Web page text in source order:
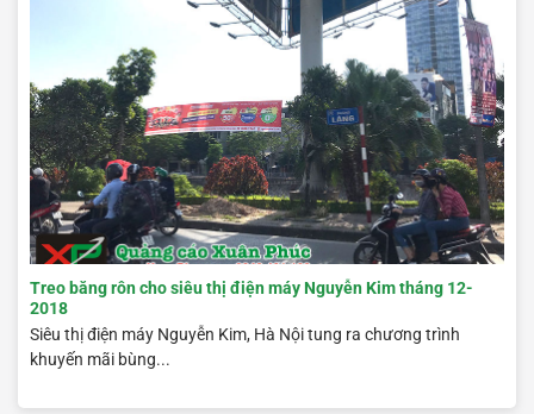
Treo băng rôn cho siêu thị điện máy Nguyễn Kim tháng 12-
2018
Siêu thị điện máy Nguyễn Kim, Hà Nội tung ra chương trình
khuyến mãi bùng...